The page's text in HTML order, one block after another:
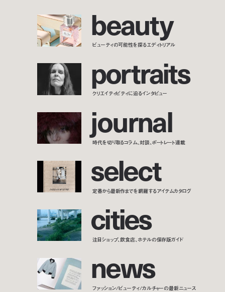
beauty
ビューティの可能性を探るエディトリアル
portraits
クリエイティビティに迫るインタビュー
journal
時代を切り取るコラム、対談、ポートレート連載
select
定番から最新作までを網羅するアイテムカタログ
cities
注目ショップ、飲食店、ホテルの保存版ガイド
news
ファッション/ビューティ/カルチャーの最新ニュース